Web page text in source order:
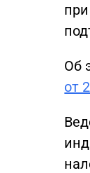
Об
от